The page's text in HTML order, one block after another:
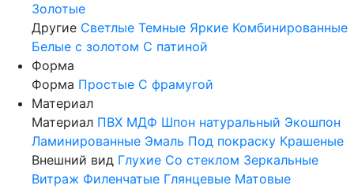
Золотые
Другие Светлые Темные Яркие Комбинированные
Белые с золотом С патиной
Форма
Форма Простые С фрамугой
Материал
Материал ПВХ МДФ Шпон натуральный Экошпон
Ламинированные Эмаль Под покраску Крашеные
Внешний вид Глухие Со стеклом Зеркальные
Витраж Филенчатые Глянцевые Матовые